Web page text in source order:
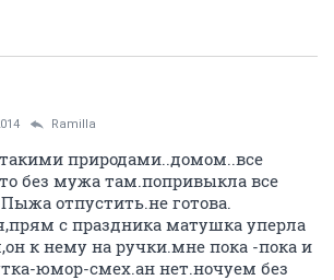
Ramilla
природами..домом..все
без мужа там.попривыкла все
отпустить.не готова.
с праздника матушка уперла
к нему на ручки.мне пока -пока и
юмор-смех.ан нет.ночуем без